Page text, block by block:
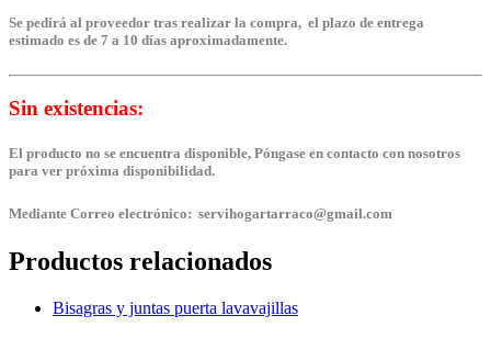
Se pedirá al proveedor tras realizar la compra, el plazo de entrega
estimado es de 7 a 10 días aproximadamente.
Sin existencias:
El producto no se encuentra disponible, Póngase en contacto con nosotros
para ver próxima disponibilidad.
Mediante Correo electrónico: servihogartarraco@gmail.com
Productos relacionados
Bisagras y juntas puerta lavavajillas